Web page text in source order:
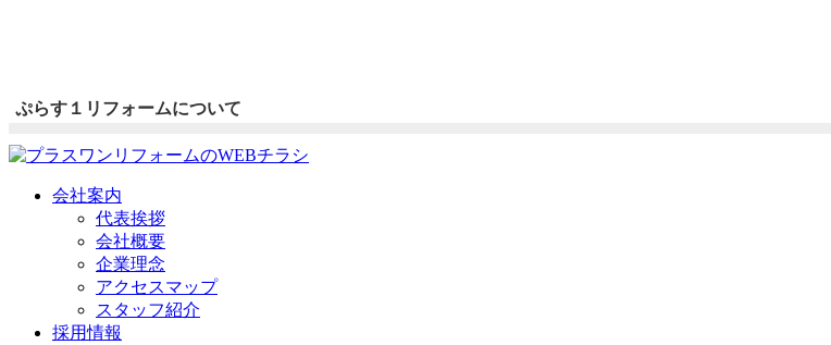
ぷらす１リフォームについて
会社案内
代表挨拶
会社概要
企業理念
アクセスマップ
スタッフ紹介
採用情報